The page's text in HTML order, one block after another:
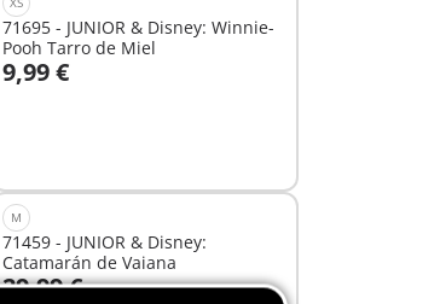
71695 - JUNIOR & Disney: Winnie-
Pooh Tarro de Miel
9,99 €
A la cesta
M
71459 - JUNIOR & Disney:
Catamarán de Vaiana
29,99 €